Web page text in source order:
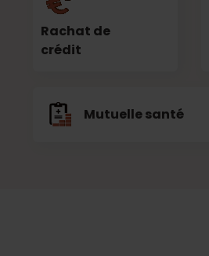
Rachat de
crédit
Mutuelle santé